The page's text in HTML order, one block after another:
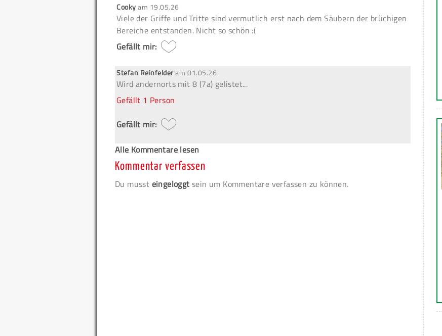
Cookyam 19.05.26
Viele der Griffe und Tritte sind vermutlich erst nach dem Säubern der brüchigen
Bereiche entstanden. Nicht so schön :(
Gefällt mir:
Stefan Reinfelderam01.05.26
Wird andernorts mit 8 (7a) gelistet...
Gefällt 1 Person
Gefällt mir:
Alle Kommentare lesen
Kommentar verfassen
Du musst eingeloggt sein um Kommentare verfassen zu können.